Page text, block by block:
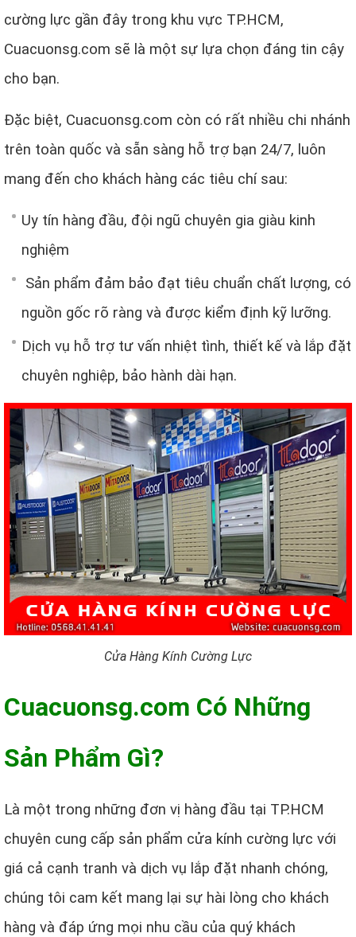
cường lực gần đây trong khu vực TP.HCM,
Cuacuonsg.com sẽ là một sự lựa chọn đáng tin cậy
cho bạn.
Đặc biệt, Cuacuonsg.com còn có rất nhiều chi nhánh
trên toàn quốc và sẵn sàng hỗ trợ bạn 24/7, luôn
mang đến cho khách hàng các tiêu chí sau:
Uy tín hàng đầu, đội ngũ chuyên gia giàu kinh
nghiệm
Sản phẩm đảm bảo đạt tiêu chuẩn chất lượng, có
nguồn gốc rõ ràng và được kiểm định kỹ lưỡng.
Dịch vụ hỗ trợ tư vấn nhiệt tình, thiết kế và lắp đặt
chuyên nghiệp, bảo hành dài hạn.
Cửa Hàng Kính Cường Lực
Cuacuonsg.com Có Những
Sản Phẩm Gì?
Là một trong những đơn vị hàng đầu tại TP.HCM
chuyên cung cấp sản phẩm cửa kính cường lực với
giá cả cạnh tranh và dịch vụ lắp đặt nhanh chóng,
chúng tôi cam kết mang lại sự hài lòng cho khách
hàng và đáp ứng mọi nhu cầu của quý khách